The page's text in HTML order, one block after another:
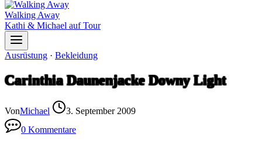
Walking Away
Kathi & Michael auf Tour
Ausrüstung · Bekleidung
Carinthia Daunenjacke Downy Light
VonMichael
3. September 2009
0 Kommentare